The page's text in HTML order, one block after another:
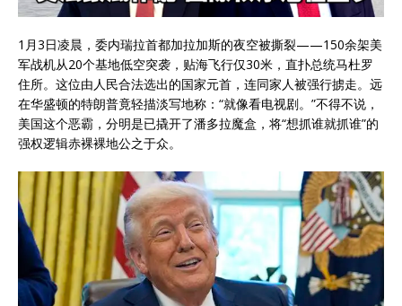
1月3日凌晨，委内瑞拉首都加拉加斯的夜空被撕裂——150余架美
军战机从20个基地低空突袭，贴海飞行仅30米，直扑总统马杜罗
住所。这位由人民合法选出的国家元首，连同家人被强行掳走。远
在华盛顿的特朗普竟轻描淡写地称：“就像看电视剧。”不得不说，
美国这个恶霸，分明是已撬开了潘多拉魔盒，将“想抓谁就抓谁”的
强权逻辑赤裸裸地公之于众。